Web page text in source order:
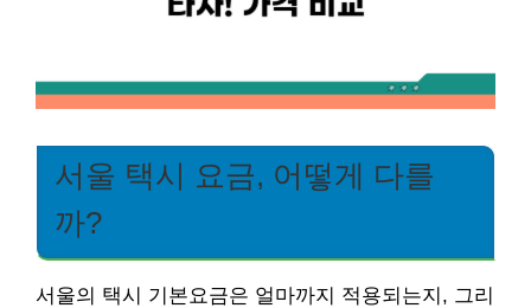
서울 택시 요금, 어떻게 다를
까?
서울의 택시 기본요금은 얼마까지 적용되는지, 그리